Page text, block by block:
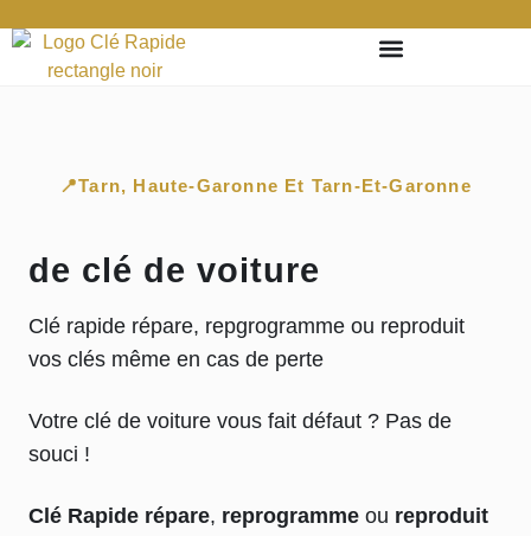
📍Tarn, Haute-Garonne Et Tarn-Et-Garonne
de clé de voiture
Clé rapide répare, repgrogramme ou reproduit
vos clés même en cas de perte
Votre clé de voiture vous fait défaut ? Pas de
souci !
Clé Rapide répare, reprogramme ou reproduit